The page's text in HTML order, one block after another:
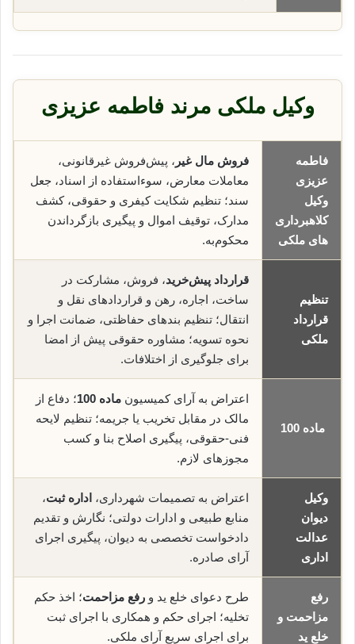
وکیل ملکی مرند فاطمه عزیزی
فاطمه
عزیزی
وکیل
کلاهبرداری
های ملکی
فروش مال غیر ، پیش‌فروش غیرقانونی،
معاملات معارض، سوء‌استفاده از اسناد، جعل
سند؛ تنظیم شکایت کیفری و حقوقی، کشف
مدارک، توقیف اموال و پیگیری بازگرداندن
محکوم‌به.
تنظیم
قرارداد
ملکی
قرارداد پیش‌خرید، فروش، مشارکت در
ساخت، اجاره، رهن و قراردادهای نقل و
انتقال؛ تنظیم بندهای حفاظتی، ضمانت اجرا و
نحوه تسویه؛ مشاوره حقوقی پیش از امضا
برای جلوگیری از اختلافات.
ماده 100
اعتراض به آرای کمیسیون ماده 100
؛ دفاع از
مالک در مقابل تخریب یا جریمه؛ تنظیم لایحه
فنی-حقوقی، پیگیری اصلاح بنا و کسب
مجوزهای لازم.
وکیل
دیوان
عدالت
اداری
اعتراض به تصمیمات شهرداری، اداره ثبت،
منابع طبیعی و ادارات دولتی؛ نگارش و تقدیم
دادخواست تخصصی به دیوان، پیگیری اجرای
آرای صادره.
رفع
مزاحمت و
خلع ید
طرح دعوای خلع ید و رفع مزاحمت؛ اخذ حکم
تخلیه؛ اجرای حکم و همکاری با اجرای ثبت
برای اجرای سریع آرای ملکی.